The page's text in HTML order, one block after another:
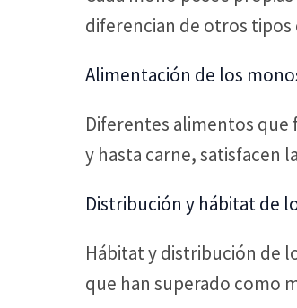
diferencian de otros tipos
Alimentación de los
Diferentes alimentos que
y hasta carne, satisfacen
Distribución y hábitat de
Hábitat y distribución de
que han superado como